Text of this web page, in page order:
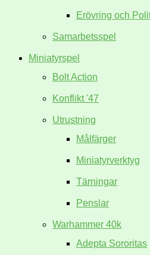
Erövring och
Samarbetsspel
Miniatyrspel
Bolt Action
Konflikt '47
Utrustning
Målfärger
Miniatyrverktyg
Tärningar
Penslar
Warhammer 40k
Adepta Sororitas